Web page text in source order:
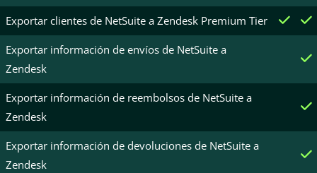
Exportar clientes de NetSuite a Zendesk Premium Tier
Exportar información de envíos de NetSuite a
Zendesk
Exportar información de reembolsos de NetSuite a
Zendesk
Exportar información de devoluciones de NetSuite a
Zendesk